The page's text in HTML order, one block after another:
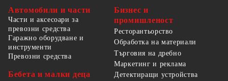
Автомобили и части
Части и аксесоари за
превозни средства
Гаражно оборудване и
инструменти
Превозни средства
Бебета и малки деца
Бизнес и
промишленост
Ресторантьорство
Обработка на материали
Търговия на дребно
Маркетинг и реклама
Детектиращи устройства